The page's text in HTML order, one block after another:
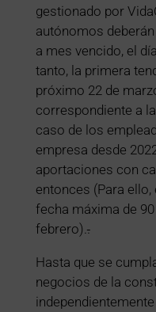
gestionado por
autónomos
a mes vencido, el
tanto, la primera
próximo 22 de
correspondiente a
caso de los
empresa desde
aportaciones con
entonces (Para ello,
fecha máxima de
febrero). .
Hasta que se
negocios de la